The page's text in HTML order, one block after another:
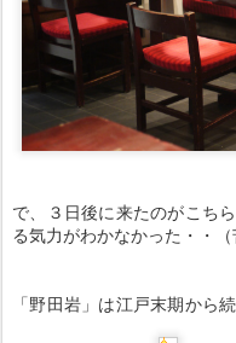
で、３日後に来たのがこち
る気力がわかなかった・・（
「野田岩」は江戸末期から